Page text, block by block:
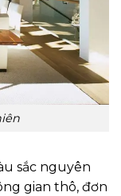
sắc nguyên
gian thô, đơn